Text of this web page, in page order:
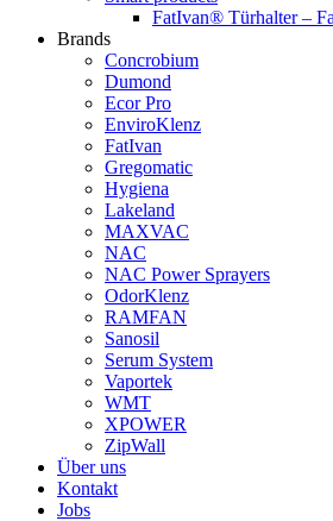
FatIvan® Türhalter –
Brands
Concrobium
Dumond
Ecor Pro
EnviroKlenz
FatIvan
Gregomatic
Hygiena
Lakeland
MAXVAC
NAC
NAC Power Sprayers
OdorKlenz
RAMFAN
Sanosil
Serum System
Vaportek
WMT
XPOWER
ZipWall
Über uns
Kontakt
Jobs